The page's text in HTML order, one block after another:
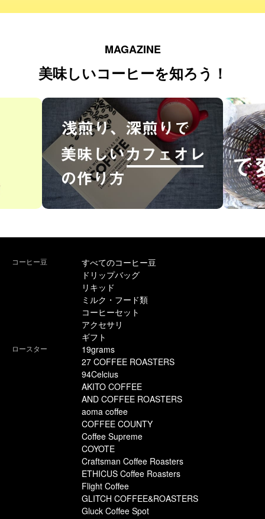
MAGAZINE
美味しいコーヒーを知ろう！
コーヒー豆
すべてのコーヒー豆
ドリップバッグ
リキッド
ミルク・フード類
コーヒーセット
アクセサリ
ギフト
ロースター
19grams
27 COFFEE ROASTERS
94Celcius
AKITO COFFEE
AND COFFEE ROASTERS
aoma coffee
COFFEE COUNTY
Coffee Supreme
COYOTE
Craftsman Coffee Roasters
ETHICUS Coffee Roasters
Flight Coffee
GLITCH COFFEE&ROASTERS
Gluck Coffee Spot